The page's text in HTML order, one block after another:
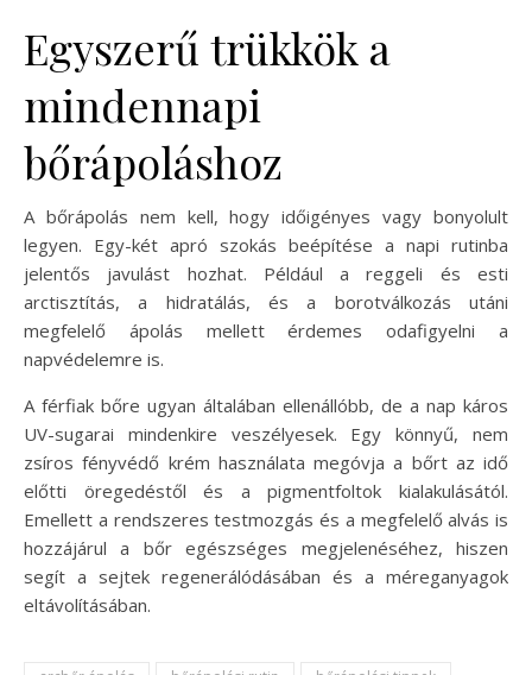
Egyszerű trükkök a
mindennapi
bőrápoláshoz
A bőrápolás nem kell, hogy időigényes vagy bonyolult
legyen. Egy-két apró szokás beépítése a napi rutinba
jelentős javulást hozhat. Például a reggeli és esti
arctisztítás, a hidratálás, és a borotválkozás utáni
megfelelő ápolás mellett érdemes odafigyelni a
napvédelemre is.
A férfiak bőre ugyan általában ellenállóbb, de a nap káros
UV-sugarai mindenkire veszélyesek. Egy könnyű, nem
zsíros fényvédő krém használata megóvja a bőrt az idő
előtti öregedéstől és a pigmentfoltok kialakulásától.
Emellett a rendszeres testmozgás és a megfelelő alvás is
hozzájárul a bőr egészséges megjelenéséhez, hiszen
segít a sejtek regenerálódásában és a méreganyagok
eltávolításában.